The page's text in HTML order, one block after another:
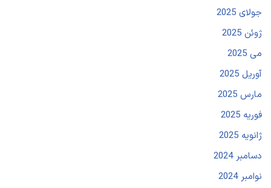
جولای 2025
ژوئن 2025
می 2025
آوریل 2025
مارس 2025
فوریه 2025
ژانویه 2025
دسامبر 2024
نوامبر 2024